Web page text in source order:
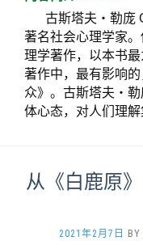
古斯塔夫・勒庞
著名社会心理学家
理学著作，以本书
著作中，最有影响
众》。古斯塔夫・
体心态，对人们理
从《白鹿原
2021年2月7日 BY